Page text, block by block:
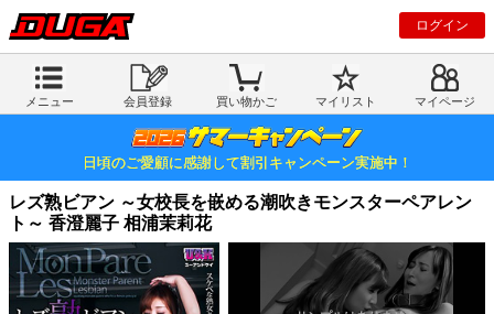
ログイン
メニュー 会員登録 買い物かご マイリスト マイページ
日頃のご愛顧に感謝して割引キャンペーン実施中！
レズ熟ビアン ～女校長を嵌める潮吹きモンスターペアレン
ト～ 香澄麗子 相浦茉莉花